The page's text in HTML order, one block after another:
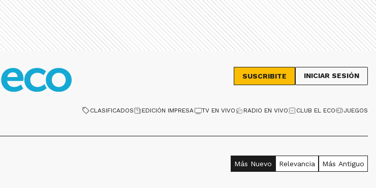
SUSCRIBITE INICIAR SESIÓN
CLASIFICADOS EDICIÓN IMPRESA TV EN VIVO RADIO EN VIVO CLUB EL ECO JUEGOS
Más Nuevo Relevancia Más Antiguo